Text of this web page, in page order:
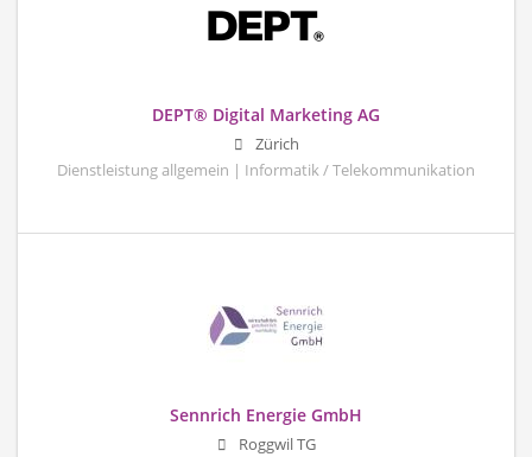
DEPT® Digital Marketing AG
Zürich
Dienstleistung allgemein | Informatik / Telekommunikation
Sennrich Energie GmbH
Roggwil TG